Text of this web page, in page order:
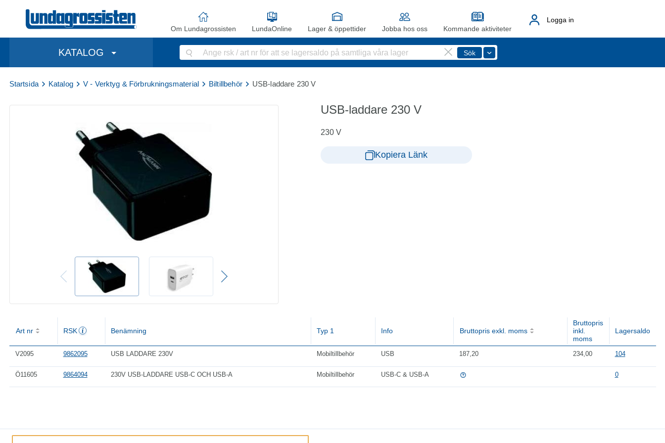
Om Lundagrossisten LundaOnline Lager & öppettider Jobba hos oss Kommande aktiviteter
Logga in
KATALOG
Startsida Katalog V - Verktyg & Förbrukningsmaterial Biltillbehör USB-laddare 230 V
USB-laddare 230 V
230 V
Kopiera Länk
Art nr RSK Benämning Typ 1 Info Bruttopris exkl. moms
Bruttopris
inkl.
moms
Lagersaldo
V2095 9862095 USB LADDARE 230V Mobiltillbehör USB 187,20 234,00 104
Ö11605 9864094 230V USB-LADDARE USB-C OCH USB-A Mobiltillbehör USB-C & USB-A 0